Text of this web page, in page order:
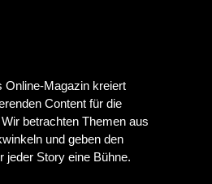
Online-Magazin kreiert
Content für die
betrachten Themen aus
und geben den
jeder Story eine Bühne.